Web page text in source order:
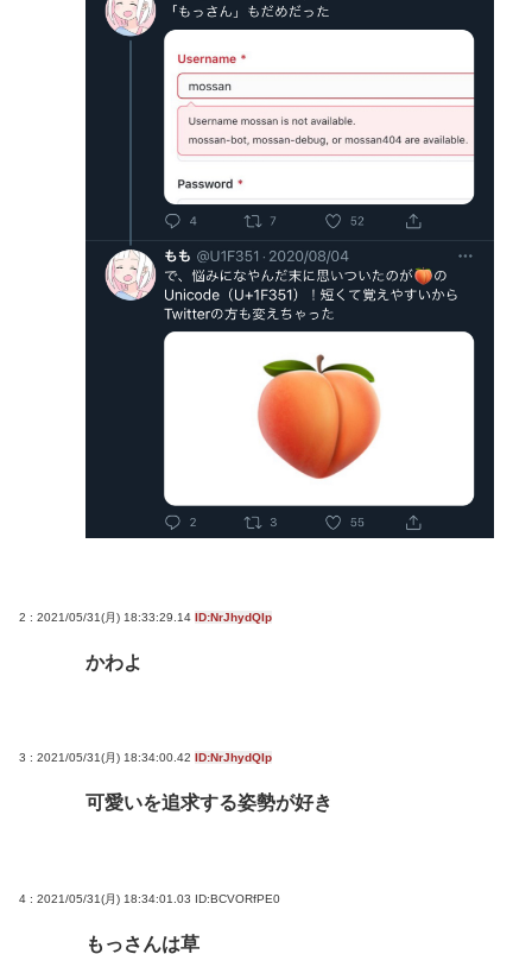
2 : 2021/05/31(月) 18:33:29.14 ID:NrJhydQIp
かわよ
3 : 2021/05/31(月) 18:34:00.42 ID:NrJhydQIp
可愛いを追求する姿勢が好き
4 : 2021/05/31(月) 18:34:01.03 ID:BCVORfPE0
もっさんは草